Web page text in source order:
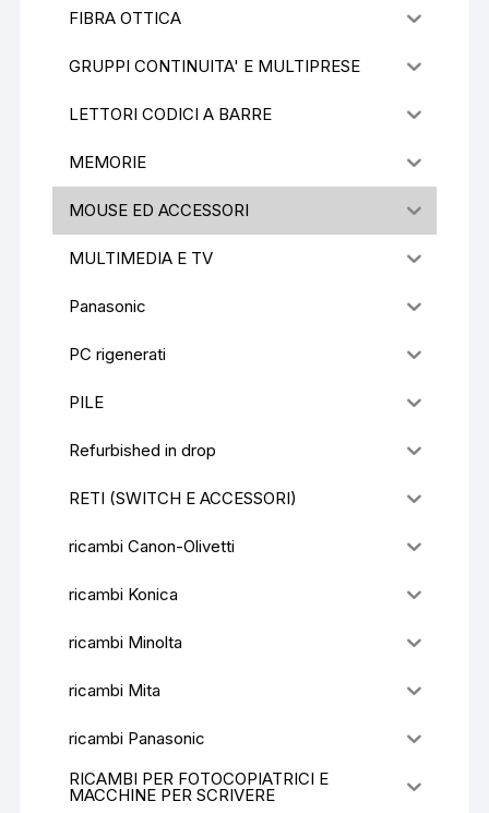
FIBRA OTTICA
GRUPPI CONTINUITA' E MULTIPRESE
LETTORI CODICI A BARRE
MEMORIE
MOUSE ED ACCESSORI
MULTIMEDIA E TV
Panasonic
PC rigenerati
PILE
Refurbished in drop
RETI (SWITCH E ACCESSORI)
ricambi Canon-Olivetti
ricambi Konica
ricambi Minolta
ricambi Mita
ricambi Panasonic
RICAMBI PER FOTOCOPIATRICI E
MACCHINE PER SCRIVERE